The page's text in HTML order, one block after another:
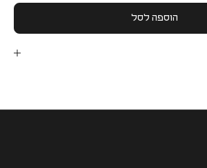
הוספה לסל